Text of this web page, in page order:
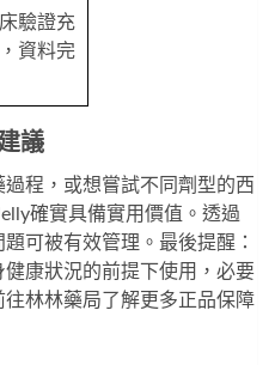
驗證充
資料完
議
程，或想嘗試不同劑型的西
確實具備實用價值。透過
可被有效管理。最後提醒：
康狀況的前提下使用，必要
往林林藥局了解更多正品保障